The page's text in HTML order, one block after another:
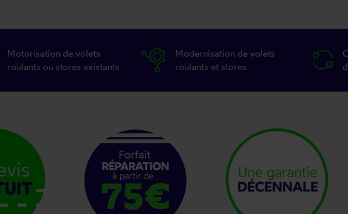
Motorisation de volets
roulants ou stores existants
Modernisation de volets
roulants et stores